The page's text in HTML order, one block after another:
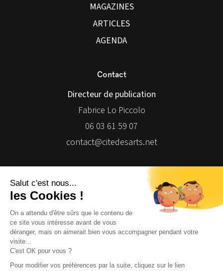
MAGAZINES
ARTICLES
AGENDA
Contact
Directeur de publication
Fabrice Lo Piccolo
06 03 61 59 07
contact@citedesarts.net